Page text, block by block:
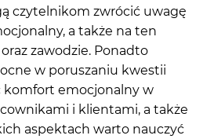
czytelnikom zwrócić uwagę
a także na ten
zawodzie. Ponadto
w poruszaniu kwestii
komfort emocjonalny w
i klientami, a także
aspektach warto nauczyć